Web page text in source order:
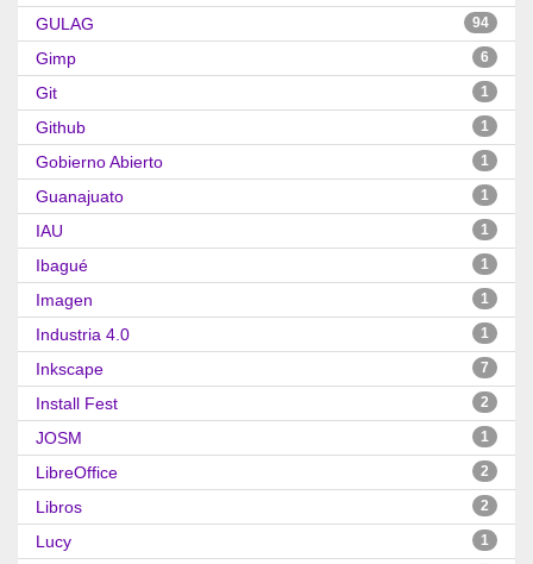
GULAG 94
Gimp 6
Git 1
Github 1
Gobierno Abierto 1
Guanajuato 1
IAU 1
Ibagué 1
Imagen 1
Industria 4.0 1
Inkscape 7
Install Fest 2
JOSM 1
LibreOffice 2
Libros 2
Lucy 1